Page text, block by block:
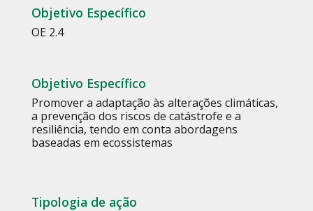
Objetivo Específico
OE 2.4
Objetivo Específico
Promover a adaptação às alterações climáticas,
a prevenção dos riscos de catástrofe e a
resiliência, tendo em conta abordagens
baseadas em ecossistemas
Tipologia de ação